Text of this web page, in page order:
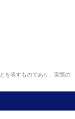
を表すものであり、実際の